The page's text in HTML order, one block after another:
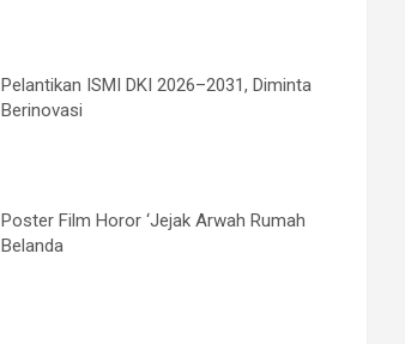
Pelantikan ISMI DKI 2026–2031, Diminta
Berinovasi
Poster Film Horor ‘Jejak Arwah Rumah
Belanda